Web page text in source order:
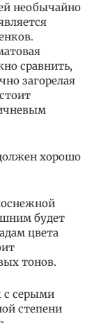
необычайно
сравнить,
загорелая
хорошо
будет
цвета
тонов.
с серыми
степени